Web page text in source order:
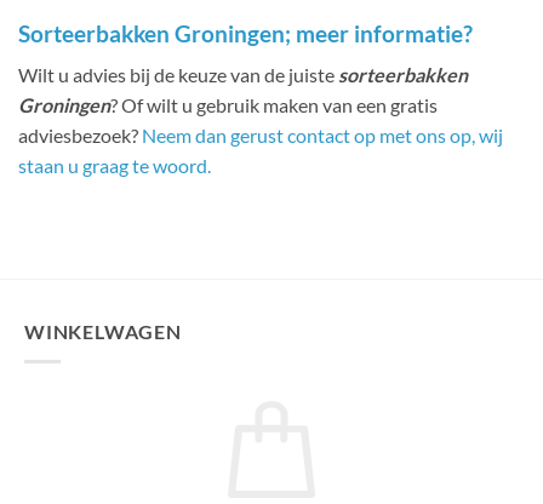
Sorteerbakken Groningen; meer informatie?
Wilt u advies bij de keuze van de juiste sorteerbakken
Groningen? Of wilt u gebruik maken van een gratis
adviesbezoek? Neem dan gerust contact op met ons op, wij
staan u graag te woord.
WINKELWAGEN